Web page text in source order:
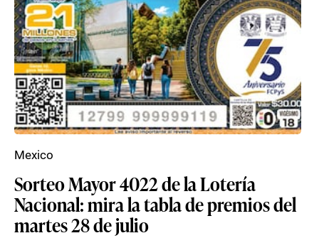
Sorteo Mayor 4022 de la Lotería
Nacional: mira la tabla de premios del
martes 28 de julio
Mexico